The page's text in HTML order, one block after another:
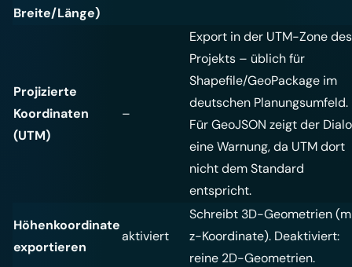
Breite/Länge)
Projizierte
Koordinaten
(UTM)
–
Export in der UTM-Zone des
Projekts – üblich für
Shapefile/GeoPackage im
deutschen Planungsumfeld.
Für GeoJSON zeigt der
eine Warnung, da UTM dort
nicht dem Standard
entspricht.
Höhenkoordinate
exportieren
aktiviert
Schreibt 3D-Geometrien
z-Koordinate). Deaktiviert:
reine 2D-Geometrien.